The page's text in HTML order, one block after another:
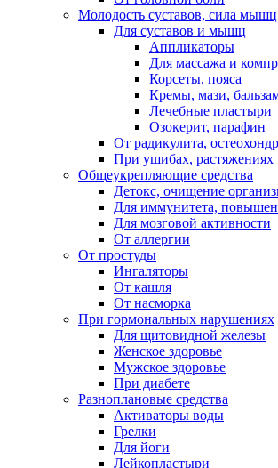
Молодость суставов, сила мышц
Для суставов и мышц
Аппликаторы
Для массажа и
Корсеты, пояса
Кремы, мази,
Лечебные пластыри
Озокерит, парафин
От радикулита,
При ушибах, растяжениях
Общеукрепляющие средства
Детокс, очищение
Для иммунитета,
Для мозговой активности
От аллергии
От простуды
Ингаляторы
От кашля
От насморка
При гормональных нарушениях
Для щитовидной железы
Женское здоровье
Мужское здоровье
При диабете
Разноплановые средства
Активаторы воды
Грелки
Для йоги
Лейкопластыри